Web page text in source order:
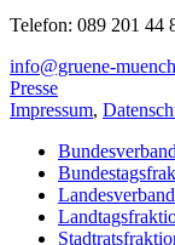
Telefon: 089 201 44
info@gruene-
Presse
Impressum,
Bundesverband
Landesverband